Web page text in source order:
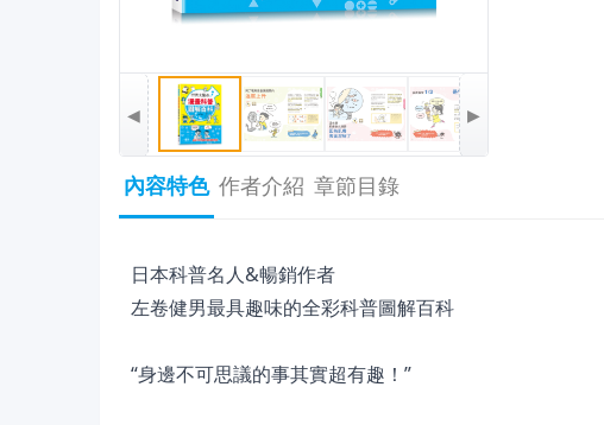
◀ ▶
內容特色 作者介紹 章節目錄
日本科普名人&暢銷作者
左卷健男最具趣味的全彩科普圖解百科
“身邊不可思議的事其實超有趣！”